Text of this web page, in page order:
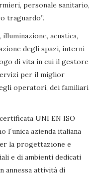
personale sanitario,
traguardo”.
acustica,
degli spazi, interni
di vita in cui il gestore
per il miglior
operatori, dei familiari
UNI EN ISO
l´unica azienda italiana
la progettazione e
e di ambienti dedicati
annessa attività di